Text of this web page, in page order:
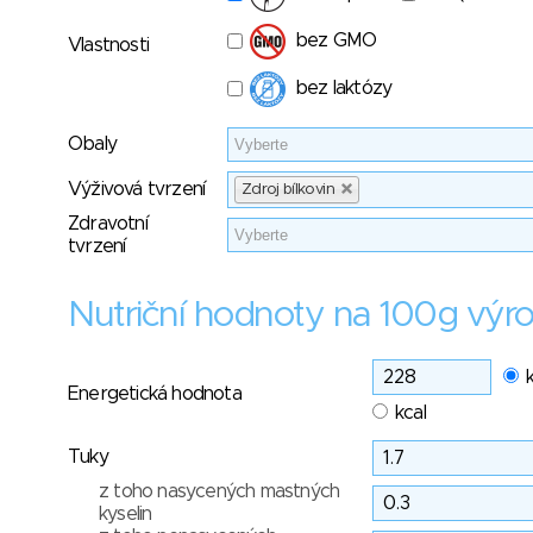
Vlastnosti bez GMO
bez laktózy
Obaly
Výživová tvrzení Zdroj bílkovin
Zdravotní
tvrzení
Nutriční hodnoty na 100g
Energetická hodnota
kcal
Tuky
z toho nasycených mastných
kyselin